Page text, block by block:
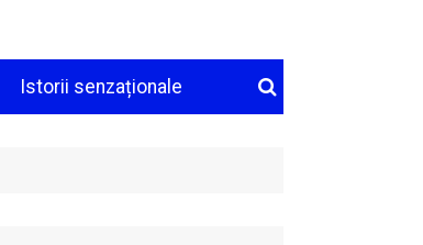
Istorii senzaționale